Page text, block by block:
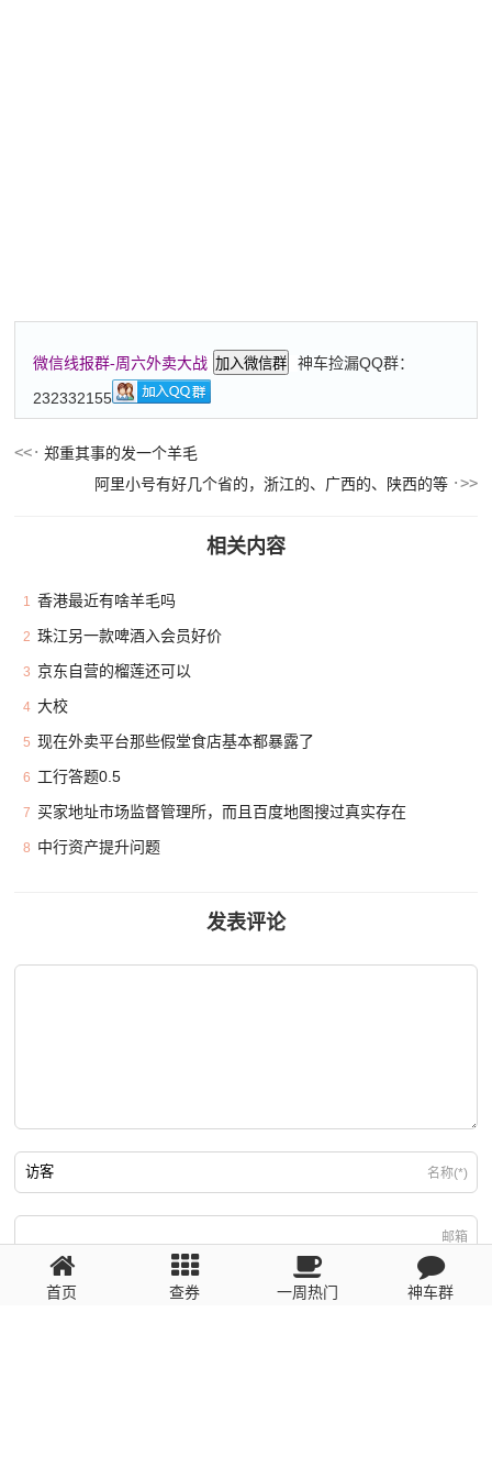
微信线报群-周六外卖大战 加入微信群
神车捡漏QQ群：
232332155
郑重其事的发一个羊毛
阿里小号有好几个省的，浙江的、广西的、陕西的等
相关内容
1 香港最近有啥羊毛吗
2 珠江另一款啤酒入会员好价
3 京东自营的榴莲还可以
4 大校
5 现在外卖平台那些假堂食店基本都暴露了
6 工行答题0.5
7 买家地址市场监督管理所，而且百度地图搜过真实存在
8 中行资产提升问题
发表评论
名称(*)
邮箱
回复需填写必要信息
首页 查券 一周热门 神车群